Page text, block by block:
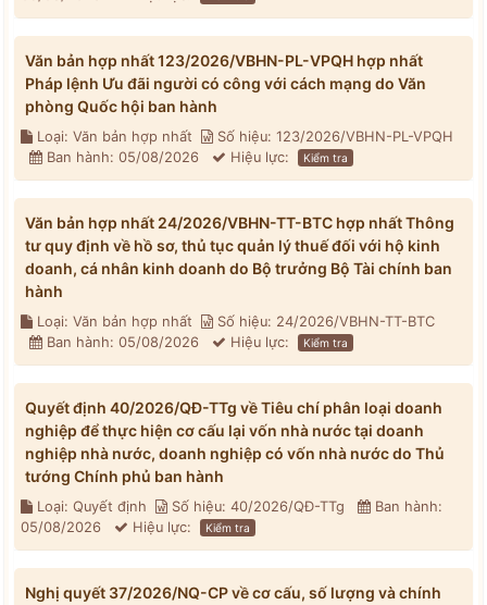
Văn bản hợp nhất 123/2026/VBHN-PL-VPQH hợp nhất
Pháp lệnh Ưu đãi người có công với cách mạng do Văn
phòng Quốc hội ban hành
Loại: Văn bản hợp nhất
Số hiệu: 123/2026/VBHN-PL-VPQH
Ban hành: 05/08/2026
Hiệu lực: Kiểm tra
Văn bản hợp nhất 24/2026/VBHN-TT-BTC hợp nhất Thông
tư quy định về hồ sơ, thủ tục quản lý thuế đối với hộ kinh
doanh, cá nhân kinh doanh do Bộ trưởng Bộ Tài chính ban
hành
Loại: Văn bản hợp nhất
Số hiệu: 24/2026/VBHN-TT-BTC
Ban hành: 05/08/2026
Hiệu lực: Kiểm tra
Quyết định 40/2026/QĐ-TTg về Tiêu chí phân loại doanh
nghiệp để thực hiện cơ cấu lại vốn nhà nước tại doanh
nghiệp nhà nước, doanh nghiệp có vốn nhà nước do Thủ
tướng Chính phủ ban hành
Loại: Quyết định Số hiệu: 40/2026/QĐ-TTg
Ban hành:
05/08/2026
Hiệu lực: Kiểm tra
Nghị quyết 37/2026/NQ-CP về cơ cấu, số lượng và chính